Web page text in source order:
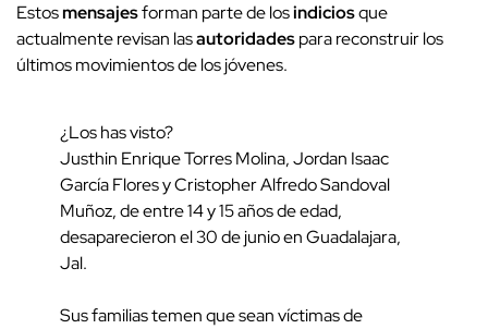
Estosmensajesforman parte de losindiciosque
actualmente revisan lasautoridadespara reconstruir los
últimos movimientos de los jóvenes.
¿Los has visto?
Justhin Enrique Torres Molina, Jordan Isaac
García Flores y Cristopher Alfredo Sandoval
Muñoz, de entre 14 y 15 años de edad,
desaparecieron el 30 de junio en Guadalajara,
Jal.
Sus familias temen que sean víctimas de